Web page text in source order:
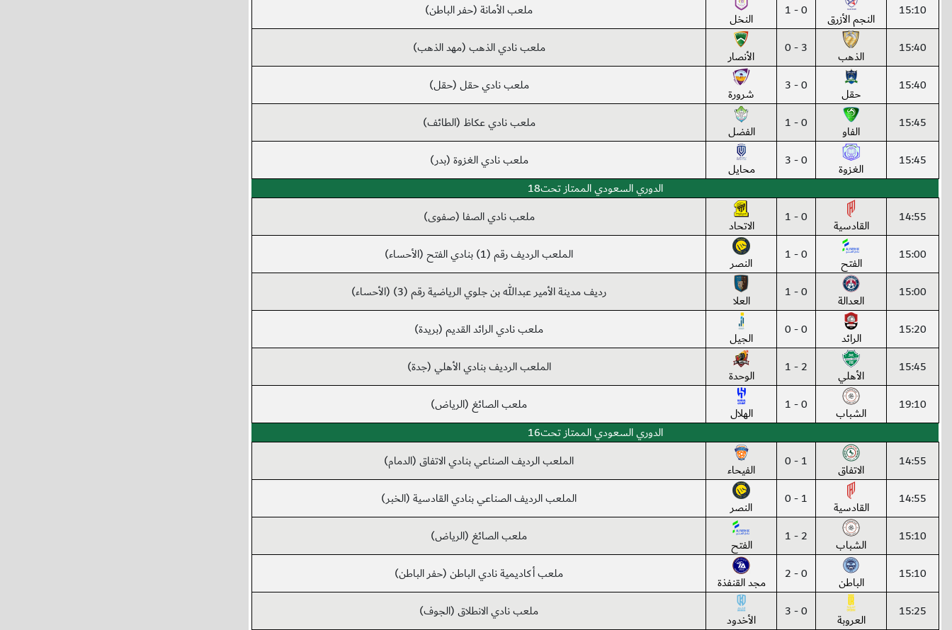
15:10
النجم الأزرق 0 - 1 النخل ملعب الأمانة (حفر الباطن)
15:40 الذهب 3 - 0 الأنصار ملعب نادي الذهب (مهد الذهب)
15:40 حقل 0 - 3 شرورة ملعب نادي حقل (حقل)
15:45 الفاو 0 - 1 الفضل ملعب نادي عكاظ (الطائف)
15:45 الغزوة 0 - 3 محايل
ملعب نادي الغزوة (بدر)
الدوري السعودي الممتاز تحت18
14:55
القادسية 0 - 1 الاتحاد ملعب نادي الصفا (صفوى)
15:00 الفتح 0 - 1 النصر الملعب الرديف رقم (1) بنادي الفتح (الأحساء)
15:00 العدالة 0 - 1 العلا رديف مدينة الأمير عبدالله بن جلوي الرياضية رقم (3) (الأحساء)
15:20 الرائد 0 - 0 الجيل ملعب نادي الرائد القديم (بريدة)
15:45 الأهلي 2 - 1 الوحدة الملعب الرديف بنادي الأهلي (جدة)
19:10 الشباب 0 - 1 الهلال
ملعب الصائغ (الرياض)
الدوري السعودي الممتاز تحت16
14:55
الاتفاق 1 - 0 الفيحاء الملعب الرديف الصناعي بنادي الاتفاق (الدمام)
14:55 القادسية 1 - 0 النصر الملعب الرديف الصناعي بنادي القادسية (الخبر)
15:10 الشباب 2 - 1 الفتح ملعب الصائغ (الرياض)
15:10 الباطن 0 - 2 مجد القنفذة ملعب أكاديمية نادي الباطن (حفر الباطن)
15:25 العروبة 0 - 3 الأخدود ملعب نادي الانطلاق (الجوف)